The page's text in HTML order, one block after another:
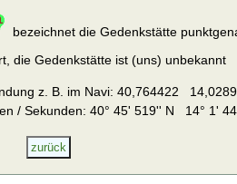
bezeichnet die Gedenkstätte
die Gedenkstätte ist (uns) unbekannt
z. B. im Navi: 40,764422
/ Sekunden: 40° 45' 519'' N 14° 1'